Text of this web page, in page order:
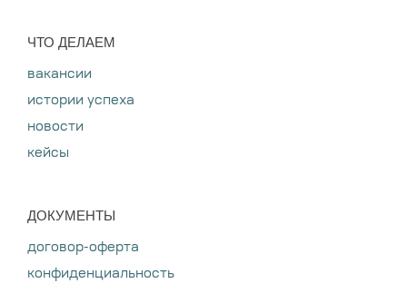
ЧТО ДЕЛАЕМ
вакансии
истории успеха
новости
кейсы
ДОКУМЕНТЫ
договор-оферта
конфиденциальность